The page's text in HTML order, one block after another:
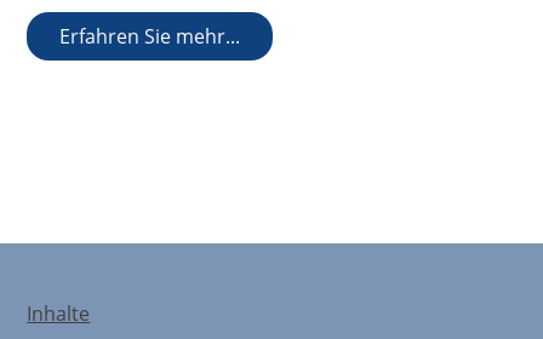
Erfahren Sie mehr...
Inhalte